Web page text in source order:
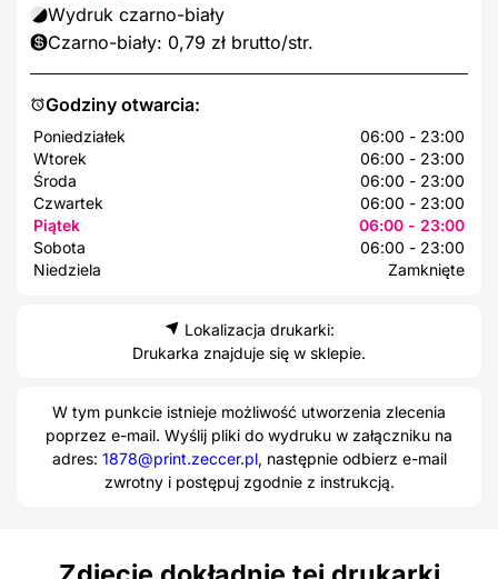
Godziny otwarcia:
Poniedziałek
06:00 - 23:00
Wtorek
06:00 - 23:00
Środa
06:00 - 23:00
Czwartek
06:00 - 23:00
Piątek
06:00 - 23:00
Sobota
06:00 - 23:00
Niedziela
Zamknięte
Wydruk czarno-biały
Czarno-biały: 0,79 zł brutto/str.
Lokalizacja drukarki:
Drukarka znajduje się w sklepie.
W tym punkcie istnieje możliwość utworzenia zlecenia
poprzez e-mail. Wyślij pliki do wydruku w załączniku na
adres: 1878@print.zeccer.pl, następnie odbierz e-mail
zwrotny i postępuj zgodnie z instrukcją.